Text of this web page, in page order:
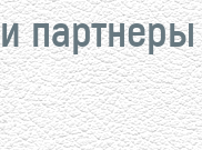
партнеры